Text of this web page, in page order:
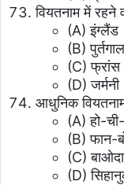
वियतनाम में रहने
(A) इंग्लैंड
(B) पुर्तगाल
(C) फ्रांस
(D) जर्मनी
आधुनिक
(A) हो-
(B) फान-
(C)
(D)